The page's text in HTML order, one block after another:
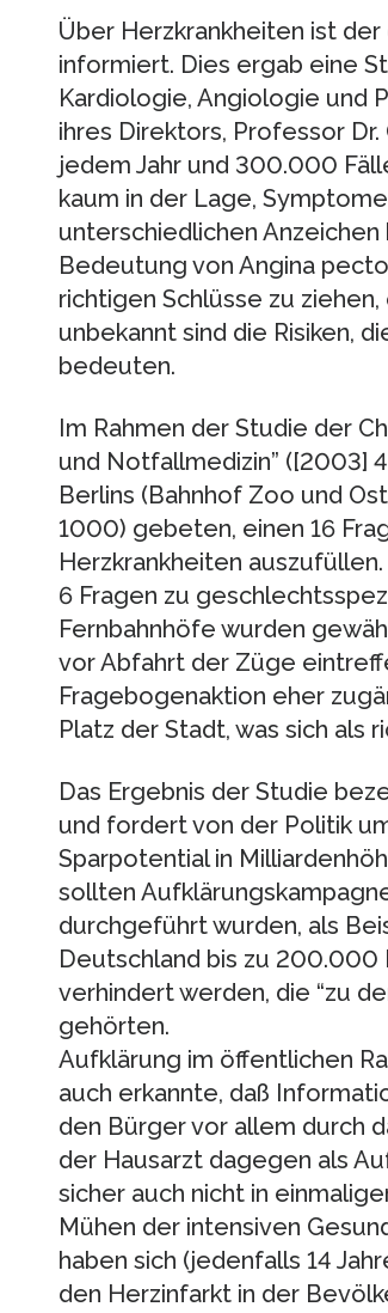
Über Herzkrankheiten ist
informiert. Dies ergab eine
Kardiologie, Angiologie und
ihres Direktors, Professor
jedem Jahr und 300.000
kaum in der Lage,
unterschiedlichen Anzeichen
Bedeutung von Angina
richtigen Schlüsse zu
unbekannt sind die Risiken,
bedeuten.
Im Rahmen der Studie der
und Notfallmedizin” ([2003]
Berlins (Bahnhof Zoo und
1000) gebeten, einen 16
Herzkrankheiten
6 Fragen zu
Fernbahnhöfe wurden
vor Abfahrt der Züge
Fragebogenaktion eher
Platz der Stadt, was sich als
Das Ergebnis der Studie
und fordert von der Politik
Sparpotential in
sollten
durchgeführt wurden, als
Deutschland bis zu 200.000
verhindert werden, die “zu
gehörten.
Aufklärung im öffentlichen
auch erkannte, daß
den Bürger vor allem durch
der Hausarzt dagegen als
sicher auch nicht in
Mühen der intensiven
haben sich (jedenfalls 14
den Herzinfarkt in der